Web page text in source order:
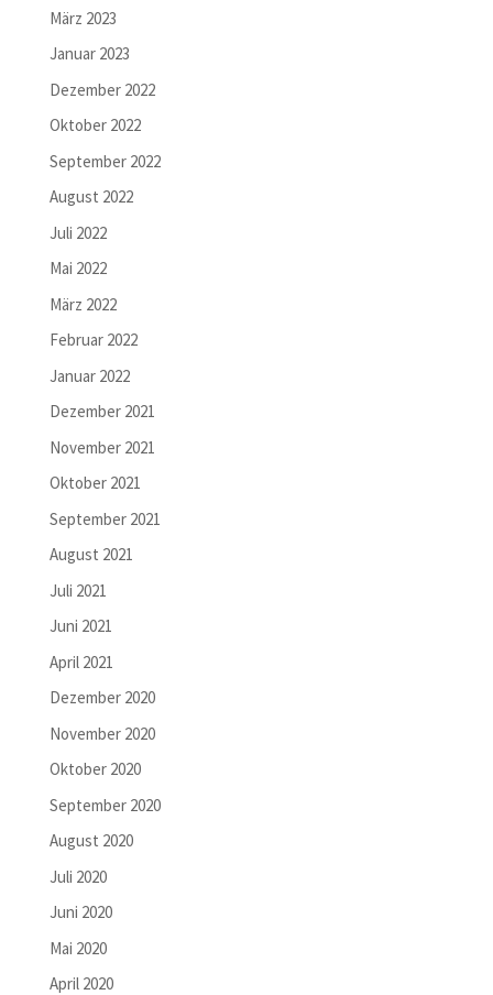
März 2023
Januar 2023
Dezember 2022
Oktober 2022
September 2022
August 2022
Juli 2022
Mai 2022
März 2022
Februar 2022
Januar 2022
Dezember 2021
November 2021
Oktober 2021
September 2021
August 2021
Juli 2021
Juni 2021
April 2021
Dezember 2020
November 2020
Oktober 2020
September 2020
August 2020
Juli 2020
Juni 2020
Mai 2020
April 2020